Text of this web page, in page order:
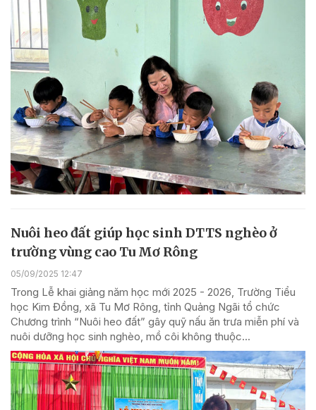
Nuôi heo đất giúp học sinh DTTS nghèo ở
trường vùng cao Tu Mơ Rông
05/09/2025 12:47
Trong Lễ khai giảng năm học mới 2025 - 2026, Trường Tiểu
học Kim Đồng, xã Tu Mơ Rông, tỉnh Quảng Ngãi tổ chức
Chương trình “Nuôi heo đất” gây quỹ nấu ăn trưa miễn phí và
nuôi dưỡng học sinh nghèo, mồ côi không thuộc...